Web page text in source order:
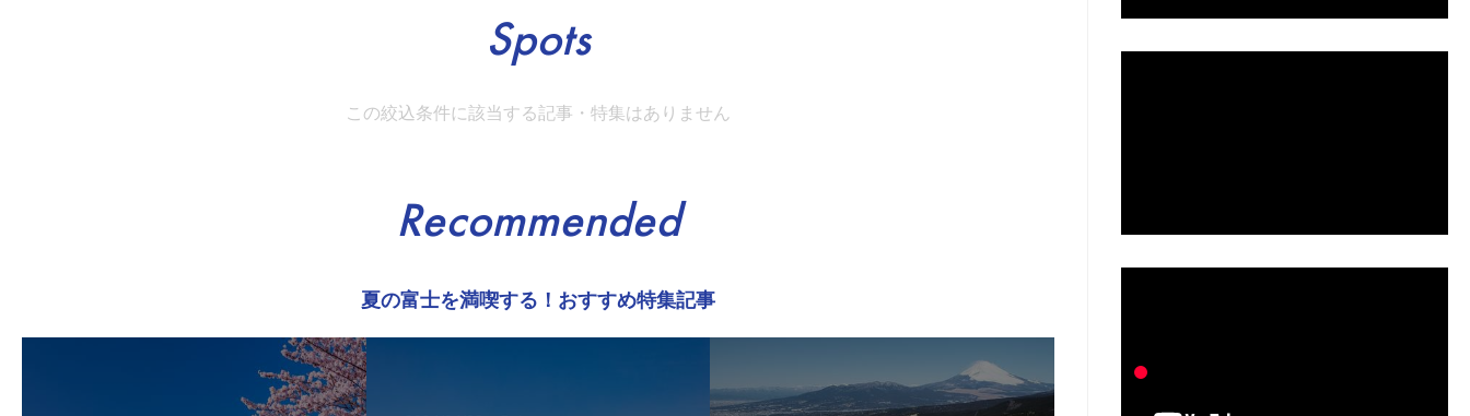
Spots
この絞込条件に該当する記事・特集はありません
Recommended
夏の富士を満喫する！おすすめ特集記事